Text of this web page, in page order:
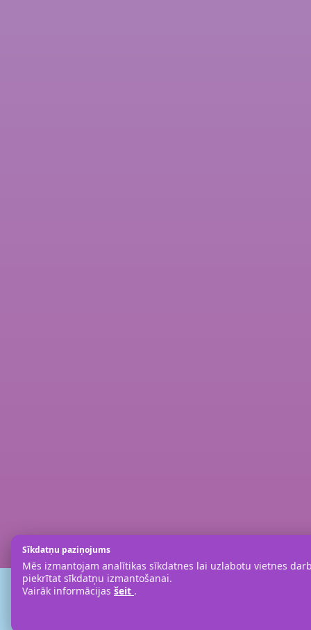
Sīkdatņu paziņojums
Mēs izmantojam analītikas sīkdatnes lai uzlabotu vietnes
piekrītat sīkdatņu izmantošanai.
Vairāk informācijas šeit .